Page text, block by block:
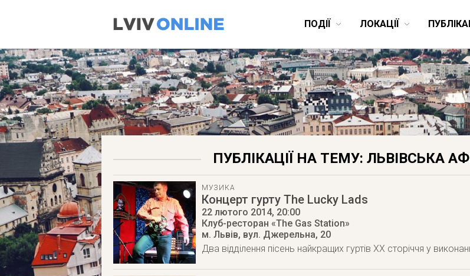
ПОДІЇ ЛОКАЦІЇ
ПУБЛІКАЦІЇ НА ТЕМУ: ЛЬВІВСЬКА
МУЗИКА
Концерт гурту The Lucky Lads
22 лютого 2014, 20:00
Клуб-ресторан «The Gas Station»
м. Львів, вул. Джерельна, 20
Два відділення пісень найкращих гуртів ХХ сторіччя у